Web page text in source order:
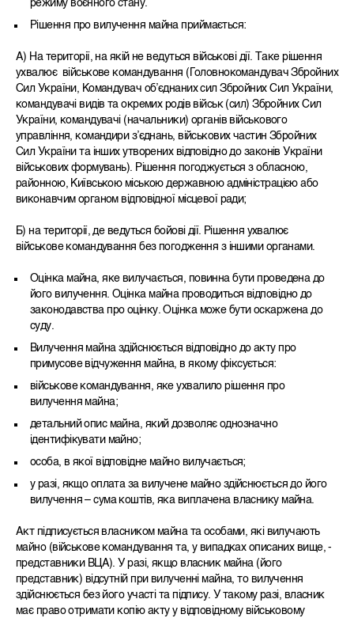
режиму воєнного стану.
Рішення про вилучення майна приймається:
А) На території, на якій не ведуться військові дії. Таке рішення
ухвалює військове командування (Головнокомандувач Збройних
Сил України, Командувач об’єднаних сил Збройних Сил України,
командувачі видів та окремих родів військ (сил) Збройних Сил
України, командувачі (начальники) органів військового
управління, командири з’єднань, військових частин Збройних
Сил України та інших утворених відповідно до законів України
військових формувань). Рішення погоджується з обласною,
районною, Київською міською державною адміністрацією або
виконавчим органом відповідної місцевої ради;
Б) на території, де ведуться бойові дії. Рішення ухвалює
військове командування без погодження з іншими органами.
Оцінка майна, яке вилучається, повинна бути проведена до
його вилучення. Оцінка майна проводиться відповідно до
законодавства про оцінку. Оцінка може бути оскаржена до
суду.
Вилучення майна здійснюється відповідно до акту про
примусове відчуження майна, в якому фіксується:
військове командування, яке ухвалило рішення про
вилучення майна;
детальний опис майна, який дозволяє однозначно
ідентифікувати майно;
особа, в якої відповідне майно вилучається;
у разі, якщо оплата за вилучене майно здійснюється до його
вилучення – сума коштів, яка виплачена власнику майна.
Акт підписується власником майна та особами, які вилучають
майно (військове командування та, у випадках описаних вище, -
представники ВЦА). У разі, якщо власник майна (його
представник) відсутній при вилученні майна, то вилучення
здійснюється без його участі та підпису. У такому разі, власник
має право отримати копію акту у відповідному військовому